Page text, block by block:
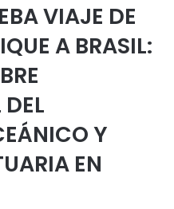
VIAJE DE
A BRASIL:
Y
EN